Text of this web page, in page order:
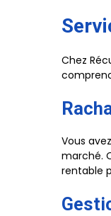
Chez
Vous
marché.
rentable